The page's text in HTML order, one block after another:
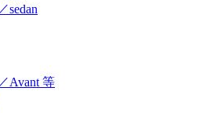
sedan
Avant 等